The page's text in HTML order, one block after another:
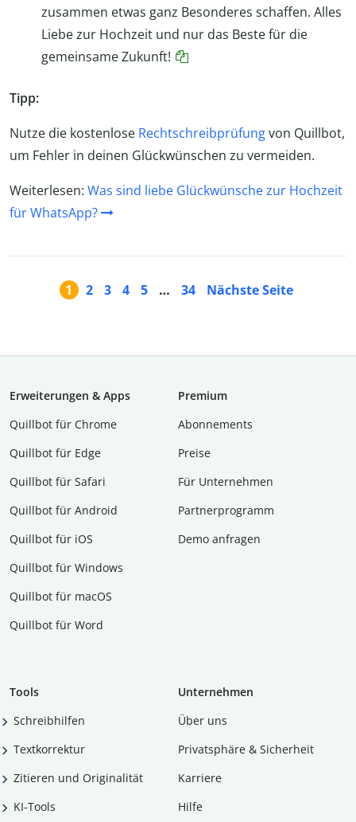
zusammen etwas ganz Besonderes schaffen. Alles
Liebe zur Hochzeit und nur das Beste für die
gemeinsame Zukunft!
Tipp:
Nutze die kostenlose Rechtschreibprüfungvon Quillbot,
um Fehler in deinen Glückwünschen zu vermeiden.
Weiterlesen: Was sind liebe Glückwünsche zur Hochzeit
für WhatsApp?
1 2 3 4 5 … 34 Nächste Seite
Erweiterungen & Apps
Quillbot für Chrome
Quillbot für Edge
Quillbot für Safari
Quillbot für Android
Quillbot für iOS
Quillbot für Windows
Quillbot für macOS
Quillbot für Word
Premium
Abon­ne­ments
Preise
Für Unternehmen
Partnerprogramm
Demo anfragen
Tools
Schreibhilfen
Textkorrektur
Zitieren und Originalität
KI-Tools
Unternehmen
Über uns
Privatsphäre & Sicherheit
Karriere
Hilfe